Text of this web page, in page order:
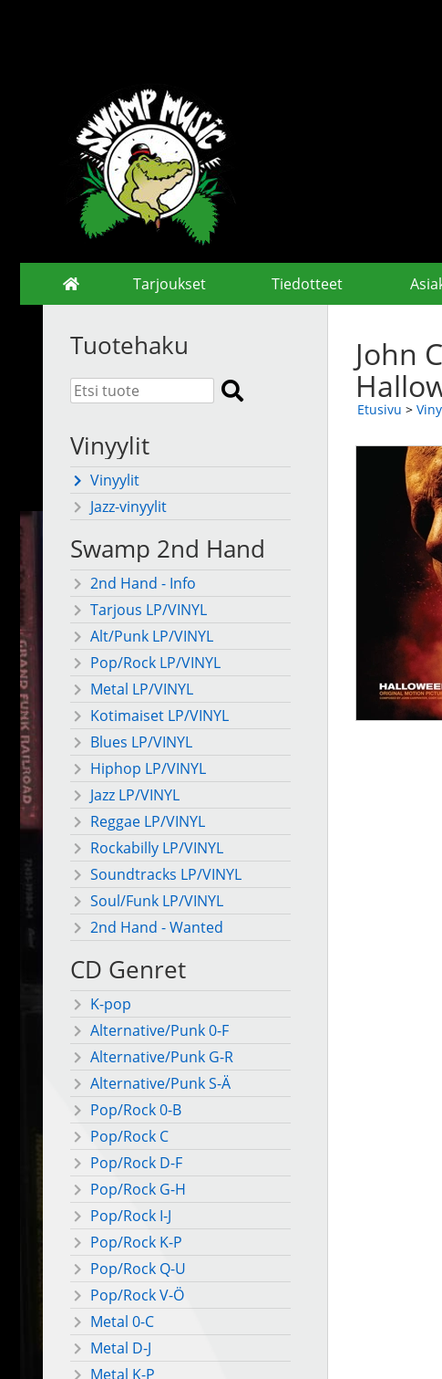
Tarjoukset Tiedotteet
Tuotehaku
Vinyylit
Vinyylit
Jazz-vinyylit
Swamp 2nd Hand
2nd Hand - Info
Tarjous LP/VINYL
Alt/Punk LP/VINYL
Pop/Rock LP/VINYL
Metal LP/VINYL
Kotimaiset LP/VINYL
Blues LP/VINYL
Hiphop LP/VINYL
Jazz LP/VINYL
Reggae LP/VINYL
Rockabilly LP/VINYL
Soundtracks LP/VINYL
Soul/Funk LP/VINYL
2nd Hand - Wanted
CD Genret
K-pop
Alternative/Punk 0-F
Alternative/Punk G-R
Alternative/Punk S-Ä
Pop/Rock 0-B
Pop/Rock C
Pop/Rock D-F
Pop/Rock G-H
Pop/Rock I-J
Pop/Rock K-P
Pop/Rock Q-U
Pop/Rock V-Ö
Metal 0-C
Metal D-J
Metal K-P
John
Etusivu >